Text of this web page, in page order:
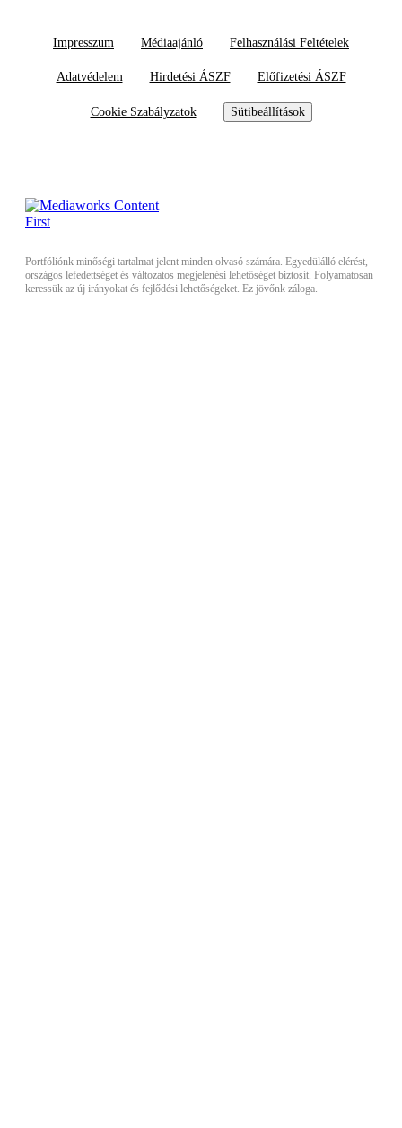
Impresszum Médiaajánló Felhasználási Feltételek
Adatvédelem Hirdetési ÁSZF Előfizetési ÁSZF
Cookie Szabályzatok Sütibeállítások
Portfóliónk minőségi tartalmat jelent minden olvasó számára. Egyedülálló elérést,
országos lefedettséget és változatos megjelenési lehetőséget biztosít. Folyamatosan
keressük az új irányokat és fejlődési lehetőségeket. Ez jövőnk záloga.